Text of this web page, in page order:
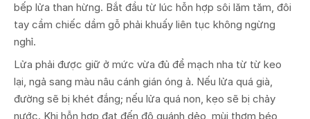
bếp lửa than hừng. Bắt đầu từ lúc hỗn hợp sôi lăm tăm, đôi
tay cầm chiếc dầm gỗ phải khuấy liên tục không ngừng
nghỉ.
Lửa phải được giữ ở mức vừa đủ để mạch nha từ từ keo
lại, ngả sang màu nâu cánh gián óng ả. Nếu lửa quá già,
đường sẽ bị khét đắng; nếu lửa quá non, kẹo sẽ bị chảy
nước. Khi hỗn hợp đạt đến độ quánh dẻo, mùi thơm béo